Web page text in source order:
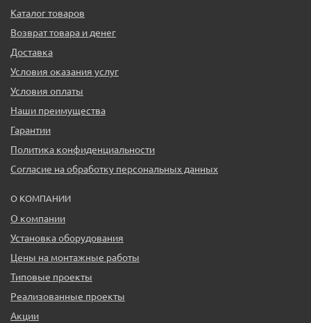
Каталог товаров
Возврат товара и денег
Доставка
Условия оказания услуг
Условия оплаты
Наши преимущества
Гарантии
Политика конфиденциальности
Согласие на обработку персональных данных
О КОМПАНИИ
О компании
Установка оборудования
Цены на монтажные работы
Типовые проекты
Реализованные проекты
Акции